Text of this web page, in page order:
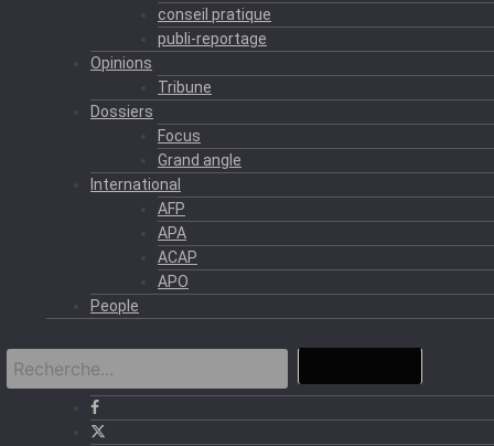
conseil pratique
publi-reportage
Opinions
Tribune
Dossiers
Focus
Grand angle
International
AFP
APA
ACAP
APO
People